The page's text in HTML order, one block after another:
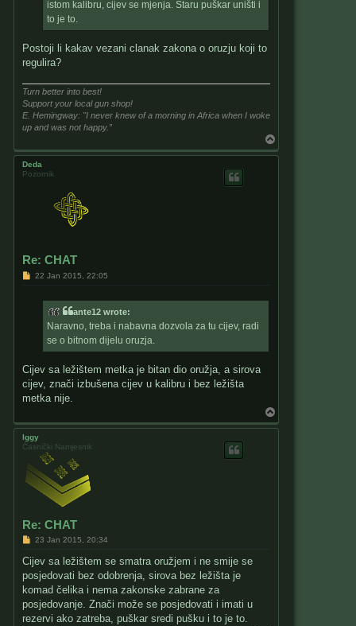
istom kalibru, cijev se mjenja. Staru puškar uništi i
to je to.
Postoji li kakav vezani clanak zakona o oruzju koji to
regulira?
Turn better into best!
Support your local gun shop!
E. Hemingway: "I never knew of a morning in Africa when I woke
up and was not happy.”
o
Deda
Pozornik
Re: CHAT
P22 Jan 2015, 22:05
ante12 wrote:
Naravno, treba i nabavna dozvola za tu cijev, radi
se o bitnom dijelu oruzja.
Cijev sa ležištem metka je bitan dio oružja, a sirova
cijev, znači izbušena cijev u kalibru i bez ležišta
metka nije.
o
p
Iggy
Časnički Namjesnik
Re: CHAT
P
s
t
23 Jan 2015, 20:34
Cijev sa ležištem se smatra oružjem i ne smije se
posjedovati bez odobrenja, sirova bez ležišta je
komad čelika i nema zakonske zabrane za
posjedovanje. Znači može se posjedovati i imati u
rezervi ako zatreba, puškar sredi pušku i to je to.